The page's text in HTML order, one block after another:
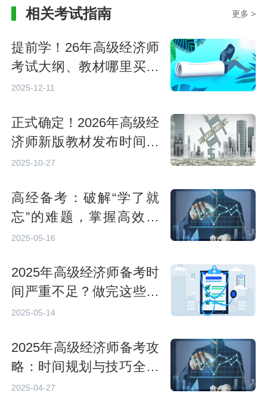
相关考试指南 更多 >
提前学！26年高级经济师
考试大纲、教材哪里买？
附25年参考
2025-12-11
正式确定！2026年高级经
济师新版教材发布时间：
预计4月底
2025-10-27
高经备考：破解“学了就
忘”的难题，掌握高效记
忆法
2025-05-16
2025年高级经济师备考时
间严重不足？做完这些事
更能沉着应对考试！
2025-05-14
2025年高级经济师备考攻
略：时间规划与技巧全解
析
2025-04-27